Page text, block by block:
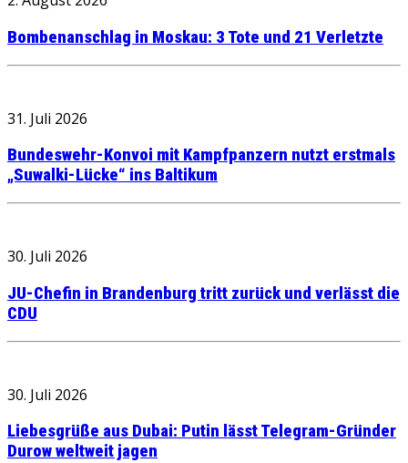
Bombenanschlag in Moskau: 3 Tote und 21 Verletzte
31. Juli 2026
Bundeswehr-Konvoi mit Kampfpanzern nutzt erstmals
„Suwalki-Lücke“ ins Baltikum
30. Juli 2026
JU-Chefin in Brandenburg tritt zurück und verlässt die
CDU
30. Juli 2026
Liebesgrüße aus Dubai: Putin lässt Telegram-Gründer
Durow weltweit jagen